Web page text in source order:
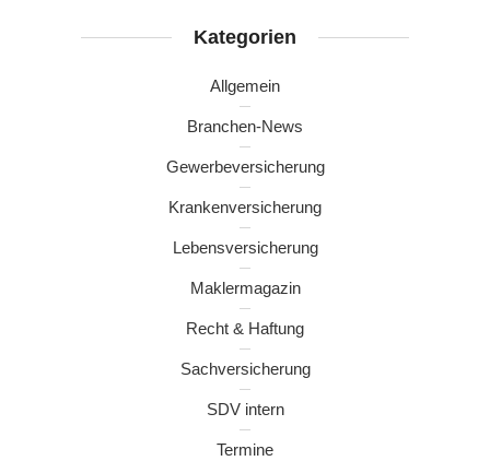
Kategorien
Allgemein
Branchen-News
Gewerbeversicherung
Krankenversicherung
Lebensversicherung
Maklermagazin
Recht & Haftung
Sachversicherung
SDV intern
Termine